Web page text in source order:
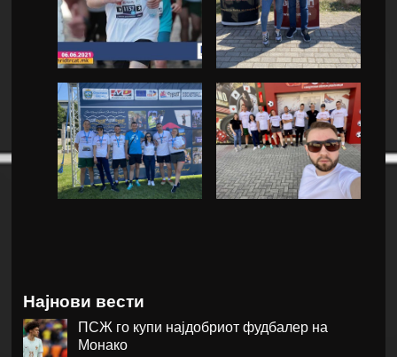
Најнови вести
ПСЖ го купи најдобриот фудбалер на
Монако